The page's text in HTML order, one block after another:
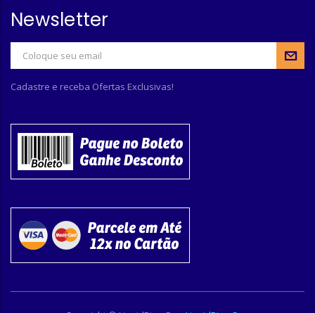
Newsletter
Cadastre e receba Ofertas Exclusivas!